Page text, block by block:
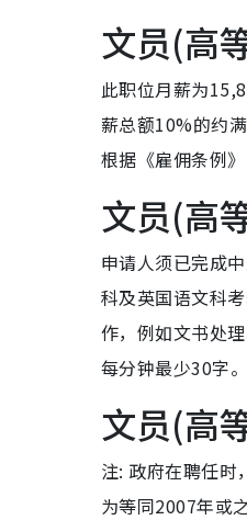
文员(高
此职位月薪为
薪总额10%的约
根据《雇佣条例
文员(高
申请人须已完成
科及英国语文科
作，例如文书处
每分钟最少30字。
文员(高
注: 政府在聘任时
为等同2007年或